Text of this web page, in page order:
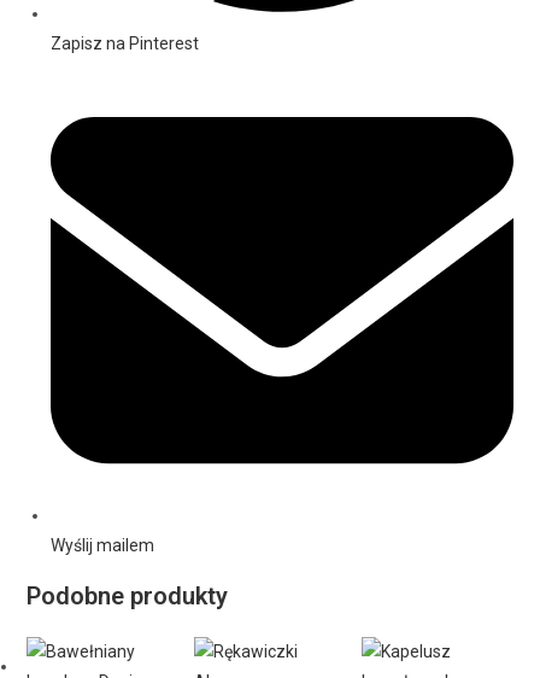
Zapisz na Pinterest
Wyślij mailem
Podobne produkty